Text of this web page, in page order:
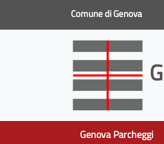
Comune di Genova
Genova Parcheggi